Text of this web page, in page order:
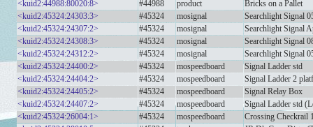
<kuid2:44988:80020:8>
#44988 product
Bricks on a Pallet
<kuid2:45324:24303:3>
#45324 mosignal
Searchlight Signal
<kuid2:45324:24307:2>
#45324 mosignal
Searchlight Signal
<kuid2:45324:24308:3>
#45324 mosignal
Searchlight Signal
<kuid2:45324:24312:2>
#45324 mosignal
Searchlight Signal
<kuid2:45324:24400:2>
#45324 mospeedboard
Signal Ladder std
<kuid2:45324:24404:2>
#45324 mospeedboard
Signal Ladder 2
<kuid2:45324:24405:2>
#45324 mospeedboard
Signal Relay Box
<kuid2:45324:24407:2>
#45324 mospeedboard
Signal Ladder std
<kuid2:45324:26004:1>
#45324 mospeedboard
Crossing Checkrail